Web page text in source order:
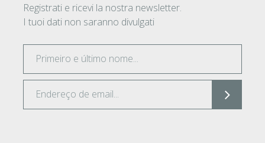
Registrati e ricevi la nostra newsletter.
I tuoi dati non saranno divulgati